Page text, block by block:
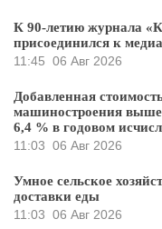
К 90-летию журнала
присоединился к
11:45 06 Авг 2026
Добавленная
машиностроения выше
6,4 % в годовом
11:03 06 Авг 2026
Умное сельское
доставки еды
11:03 06 Авг 2026